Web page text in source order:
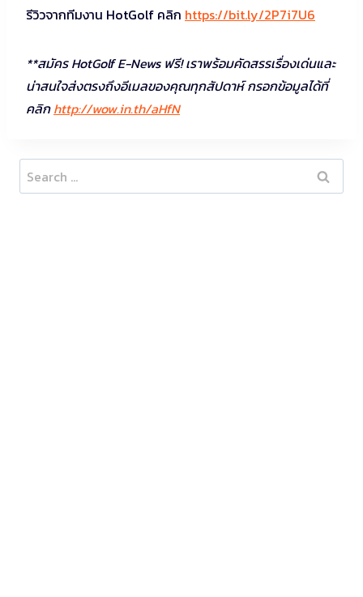
รีวิวจากทีมงาน HotGolf คลิก https://bit.ly/2P7i7U6
**สมัคร HotGolf E-News ฟรี! เราพร้อมคัดสรรเรื่องเด่นและ
น่าสนใจส่งตรงถึงอีเมลของคุณทุกสัปดาห์ กรอกข้อมูลได้ที่
คลิกhttp://wow.in.th/aHfN
Search
for: